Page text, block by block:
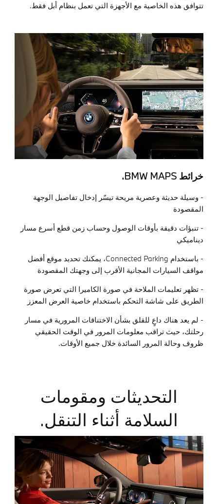
تتوافق هذه الخاصية مع الأجهزة التي تعمل بنظام أبل فقط.
خرائط BMW MAPS .
- وسيلة حديثة وعصرية مريحة تيسّر إدخال تفاصيل الوجهة
المقصودة
- تنبؤات دقيقة بأوقات الوصول وحساب زمن قطع أسرع مسار
ديناميكي
- باستخدام Connected Parking، يمكنك تحديد موقع أفضل
مواقف السيارات المجانية الأقرب إلى وجهتك المقصودة
- تظهر تعليمات الملاحة في صورة الكاميرا التي تعرض صورة
الطريق على شاشة التحكم باستخدام خاصية العرض المعزز
- لم يعد هناك داعٍ للقلق بشأن الاختناقات المرورية في مسار
رحلتك، حيث تراقب معلومات المرور في الوقت الحقيقي
ظروف وحالة المرور السائدة خلال جميع الأوقات.
التحديثات ومقومات
السلامة أثناء التنقل.​